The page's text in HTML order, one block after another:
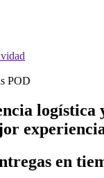
POD
logística
en